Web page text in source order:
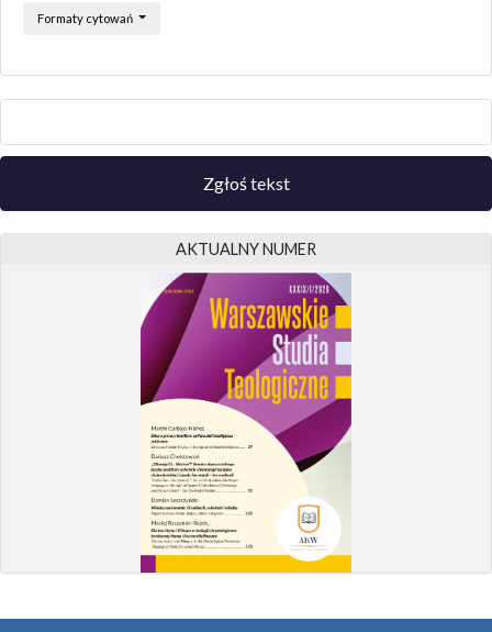
Formaty cytowań
Zgłoś tekst
AKTUALNY NUMER